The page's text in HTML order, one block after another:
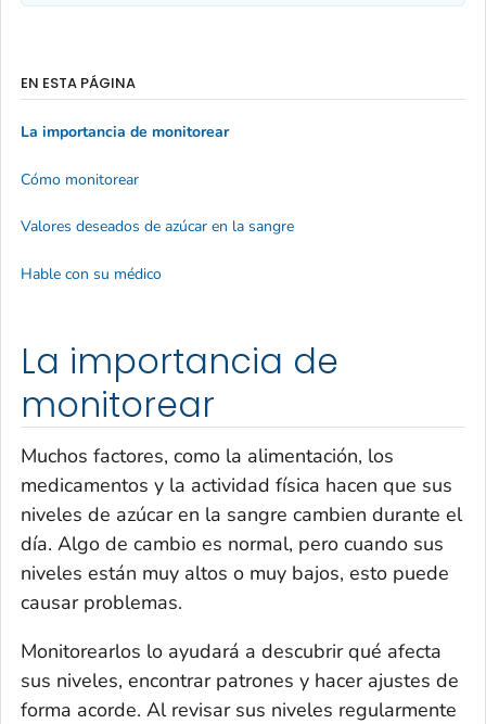
La importancia de
monitorear
Muchos factores, como la alimentación, los
medicamentos y la actividad física hacen que sus
niveles de azúcar en la sangre cambien durante el
día. Algo de cambio es normal, pero cuando sus
niveles están muy altos o muy bajos, esto puede
causar problemas.
Monitorearlos lo ayudará a descubrir qué afecta
sus niveles, encontrar patrones y hacer ajustes de
forma acorde. Al revisar sus niveles regularmente
EN ESTA PÁGINA
La importancia de monitorear
Cómo monitorear
Valores deseados de azúcar en la sangre
Hable con su médico